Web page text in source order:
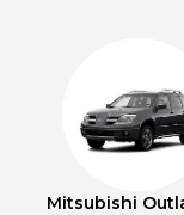
Mitsubishi